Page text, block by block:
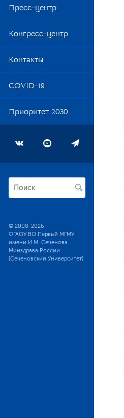
Пресс-центр
Конгресс-центр
Контакты
COVID-19
Приоритет 2030
© 2008-2026
ФГАОУ ВО Первый МГМУ
имени И.М. Сеченова
Минздрава России
(Сеченовский Университет)